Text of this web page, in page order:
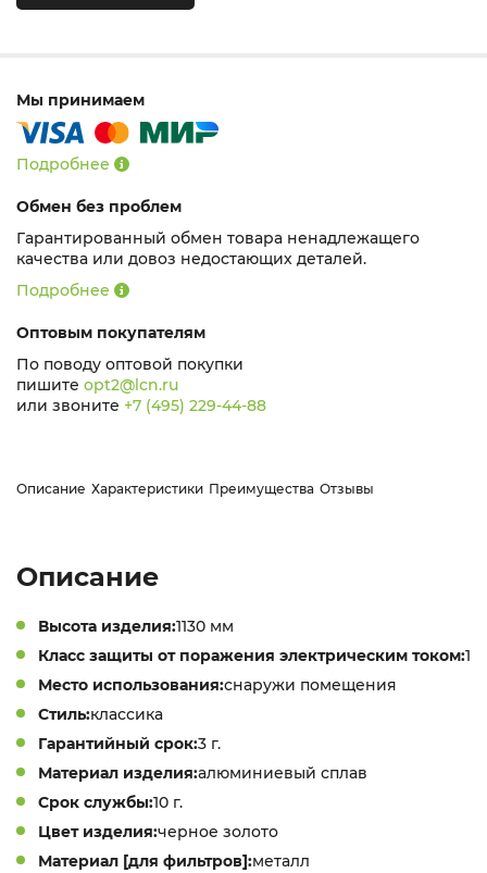
Мы принимаем
Подробнее
Обмен без проблем
Гарантированный обмен товара ненадлежащего
качества или довоз недостающих деталей.
Подробнее
Оптовым покупателям
По поводу оптовой покупки
пишите opt2@lcn.ru
или звоните +7 (495) 229-44-88
Описание Характеристики Преимущества Отзывы
Описание
Высота изделия:1130 мм
Класс защиты от поражения электрическим током:1
Место использования:снаружи помещения
Стиль:классика
Гарантийный срок:3 г.
Материал изделия:алюминиевый сплав
Срок службы:10 г.
Цвет изделия:черное золото
Материал [для фильтров]:металл